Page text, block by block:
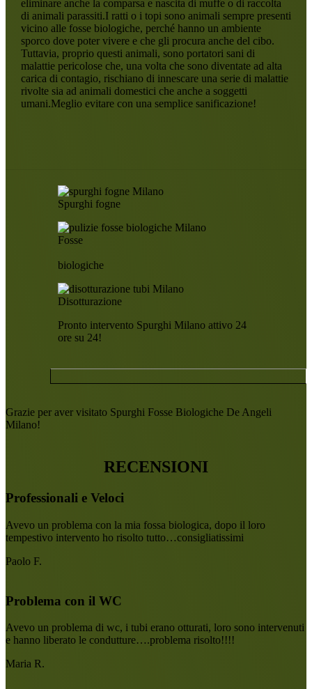
eliminare anche la comparsa e nascita di muffe o di raccolta
di animali parassiti.I ratti o i topi sono animali sempre presenti
vicino alle fosse biologiche, perché hanno un ambiente
sporco dove poter vivere e che gli procura anche del cibo.
Tuttavia, proprio questi animali, sono portatori sani di
malattie pericolose che, una volta che sono diventate ad alta
carica di contagio, rischiano di innescare una serie di malattie
rivolte sia ad animali domestici che anche a soggetti
umani.Meglio evitare con una semplice sanificazione!
Spurghi fogne
Fosse
biologiche
Disotturazione
Pronto intervento Spurghi Milano attivo 24
ore su 24!
Grazie per aver visitato Spurghi Fosse Biologiche De Angeli
Milano!
RECENSIONI
Professionali e Veloci
Avevo un problema con la mia fossa biologica, dopo il loro
tempestivo intervento ho risolto tutto…consigliatissimi
Paolo F.
Problema con il WC
Avevo un problema di wc, i tubi erano otturati, loro sono intervenuti
e hanno liberato le condutture….problema risolto!!!!
Maria R.